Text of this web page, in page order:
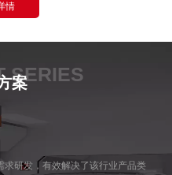
情
SERIES
案
研发，有效解决了该行业产品类